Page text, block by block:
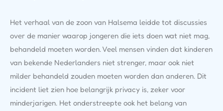
Het verhaal van de zoon van Halsema leidde tot discussies
over de manier waarop jongeren die iets doen wat niet mag,
behandeld moeten worden. Veel mensen vinden dat kinderen
van bekende Nederlanders niet strenger, maar ook niet
milder behandeld zouden moeten worden dan anderen. Dit
incident liet zien hoe belangrijk privacy is, zeker voor
minderjarigen. Het onderstreepte ook het belang van